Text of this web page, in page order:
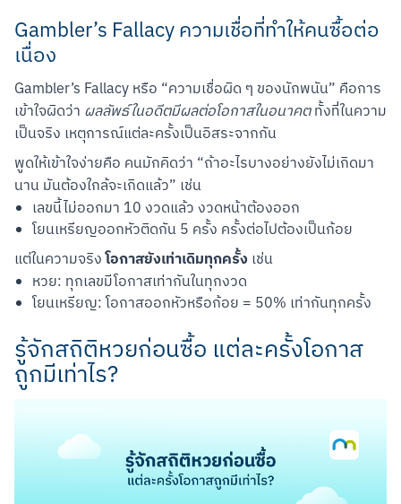
Gambler’s Fallacy ความเชื่อที่ทำให้คนซื้อต่อ
เนื่อง
Gambler’s Fallacy หรือ “ความเชื่อผิด ๆ ของนักพนัน” คือการ
เข้าใจผิดว่า ผลลัพธ์ในอดีตมีผลต่อโอกาสในอนาคต ทั้งที่ในความ
เป็นจริง เหตุการณ์แต่ละครั้งเป็นอิสระจากกัน
พูดให้เข้าใจง่ายคือ คนมักคิดว่า “ถ้าอะไรบางอย่างยังไม่เกิดมา
นาน มันต้องใกล้จะเกิดแล้ว” เช่น
เลขนี้ไม่ออกมา 10 งวดแล้ว งวดหน้าต้องออก
โยนเหรียญออกหัวติดกัน 5 ครั้ง ครั้งต่อไปต้องเป็นก้อย
แต่ในความจริง โอกาสยังเท่าเดิมทุกครั้ง เช่น
หวย: ทุกเลขมีโอกาสเท่ากันในทุกงวด
โยนเหรียญ: โอกาสออกหัวหรือก้อย = 50% เท่ากันทุกครั้ง
รู้จักสถิติหวยก่อนซื้อ แต่ละครั้งโอกาส
ถูกมีเท่าไร?